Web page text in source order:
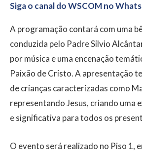
Siga o canal do WSCOM no
A programação contará com uma
conduzida pelo Padre Silvio
por música e uma encenação
Paixão de Cristo. A apresentação
de crianças caracterizadas como
representando Jesus, criando uma
e significativa para todos os
O evento será realizado no Piso 1,